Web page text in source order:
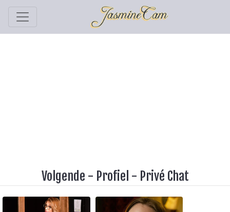
Volgende - Profiel - Privé Chat